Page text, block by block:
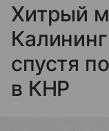
Хитрый
спустя
в КНР